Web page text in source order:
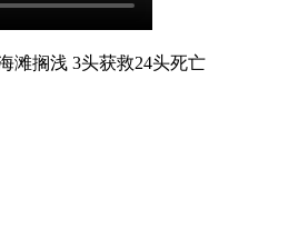
搁浅 3头获救24头死亡